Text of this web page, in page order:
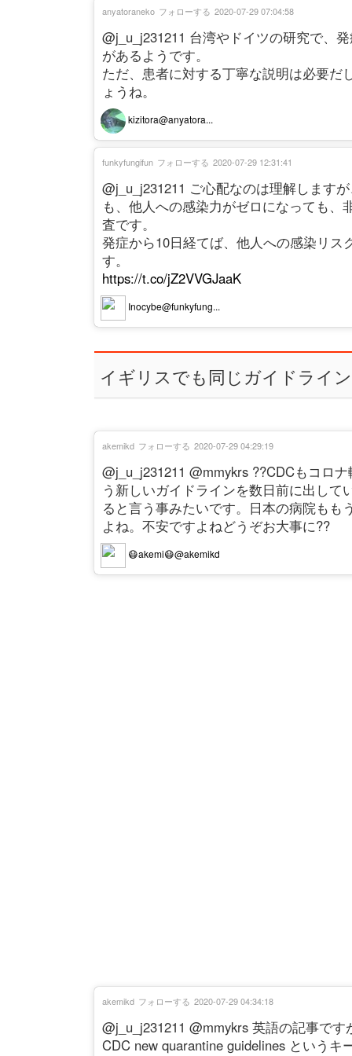
@j_u_j231211 台湾やドイツの研究で、
があるようです。
ただ、患者に対する丁寧な説明は必要だ
ょうね。
kizitora@anyatora...
anyatoraneko フォローする 2020-07-29 07:04:58
@j_u_j231211 ご心配なのは理解します
も、他人への感染力がゼロになっても
査です。
発症から10日経てば、他人への感染リ
す。
https://t.co/jZ2VVGJaaK
Inocybe@funkyfung...
funkyfungifun フォローする 2020-07-29 12:31:41
イギリスでも同じガイドライ
@j_u_j231211 @mmykrs ??CDCもコロ
う新しいガイドラインを数日前に出し
ると言う事みたいです。日本の病院も
よね。不安ですよねどうぞお大事に??
😷akemi😷@akemikd
akemikd フォローする 2020-07-29 04:29:19
@j_u_j231211 @mmykrs 英語の記事です
CDC new quarantine guidelines というキ
akemikd フォローする 2020-07-29 04:34:18